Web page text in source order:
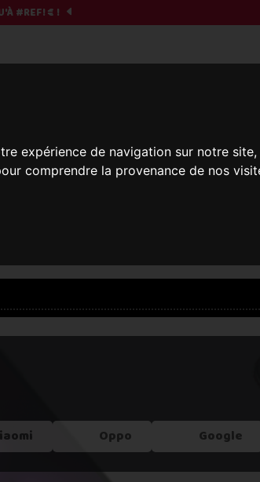
expérience de navigation sur notre
comprendre la provenance de nos
#REF!€ !
?
ça vaut le coup !
Oppo Google